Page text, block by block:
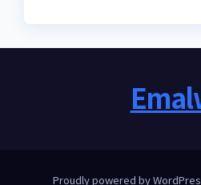
Proudly powered by